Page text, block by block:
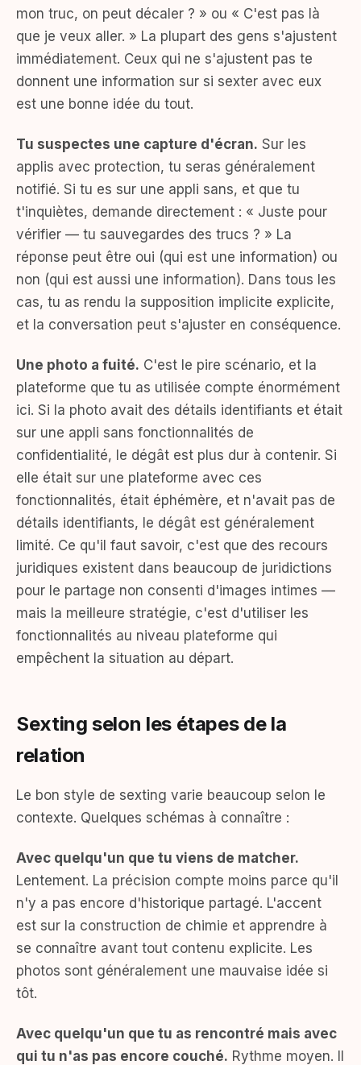
mon truc, on peut décaler ? » ou « C'est pas là
que je veux aller. » La plupart des gens s'ajustent
immédiatement. Ceux qui ne s'ajustent pas te
donnent une information sur si sexter avec eux
est une bonne idée du tout.
Tu suspectes une capture d'écran. Sur les
applis avec protection, tu seras généralement
notifié. Si tu es sur une appli sans, et que tu
t'inquiètes, demande directement : « Juste pour
vérifier — tu sauvegardes des trucs ? » La
réponse peut être oui (qui est une information) ou
non (qui est aussi une information). Dans tous les
cas, tu as rendu la supposition implicite explicite,
et la conversation peut s'ajuster en conséquence.
Une photo a fuité. C'est le pire scénario, et la
plateforme que tu as utilisée compte énormément
ici. Si la photo avait des détails identifiants et était
sur une appli sans fonctionnalités de
confidentialité, le dégât est plus dur à contenir. Si
elle était sur une plateforme avec ces
fonctionnalités, était éphémère, et n'avait pas de
détails identifiants, le dégât est généralement
limité. Ce qu'il faut savoir, c'est que des recours
juridiques existent dans beaucoup de juridictions
pour le partage non consenti d'images intimes —
mais la meilleure stratégie, c'est d'utiliser les
fonctionnalités au niveau plateforme qui
empêchent la situation au départ.
Sexting selon les étapes de la
relation
Le bon style de sexting varie beaucoup selon le
contexte. Quelques schémas à connaître :
Avec quelqu'un que tu viens de matcher.
Lentement. La précision compte moins parce qu'il
n'y a pas encore d'historique partagé. L'accent
est sur la construction de chimie et apprendre à
se connaître avant tout contenu explicite. Les
photos sont généralement une mauvaise idée si
tôt.
Avec quelqu'un que tu as rencontré mais avec
qui tu n'as pas encore couché. Rythme moyen. Il